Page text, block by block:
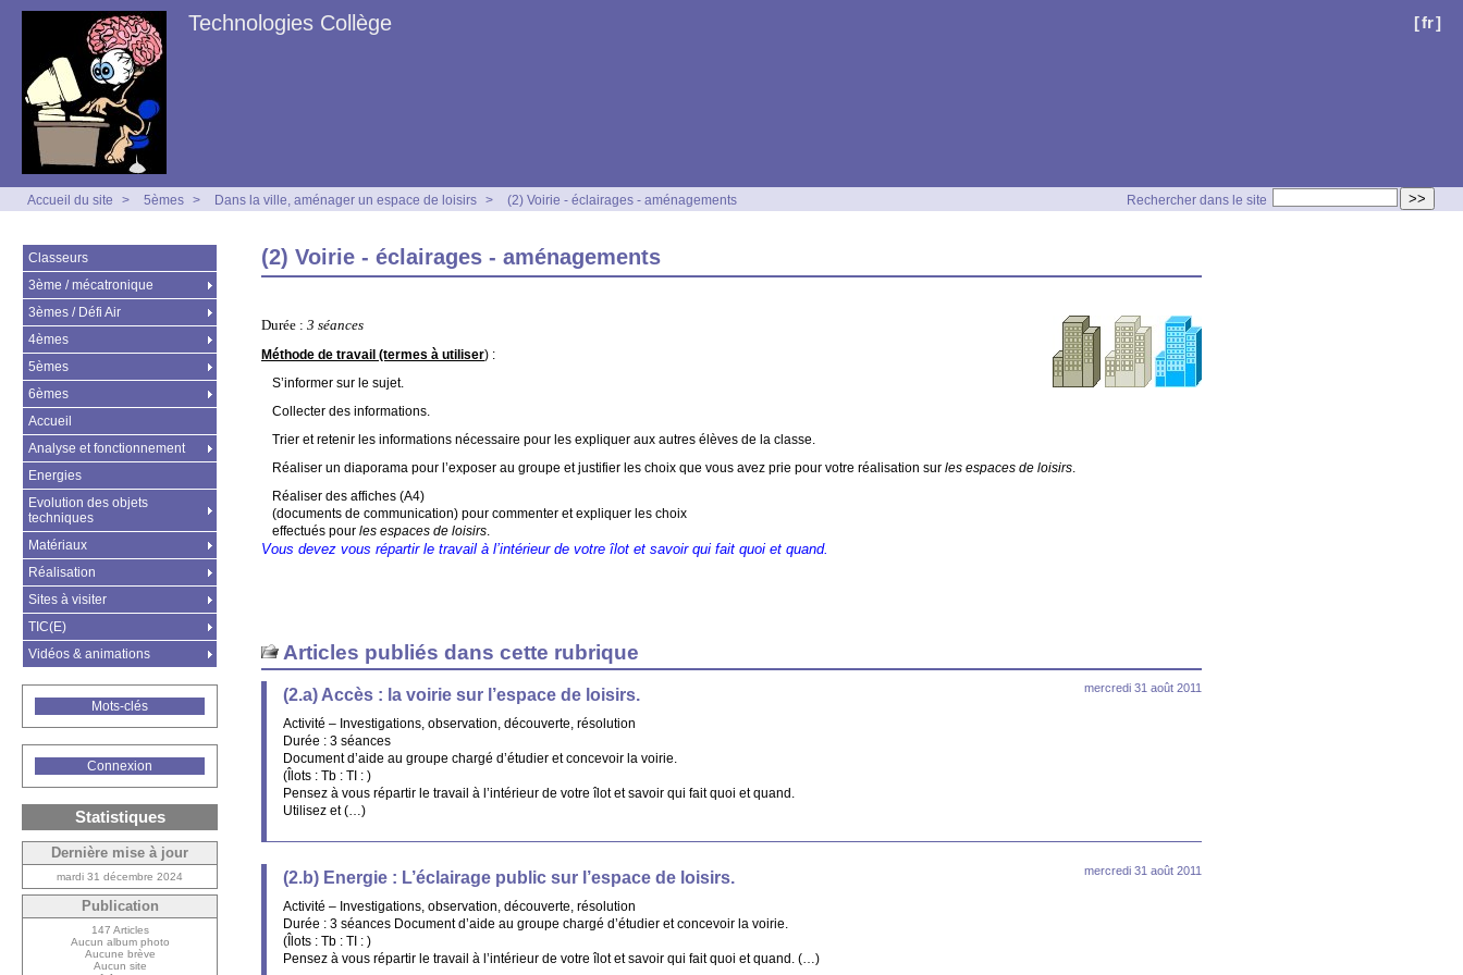
[fr]
Technologies Collège
>>
Rechercher dans le site
Accueil du site > 5èmes > Dans la ville, aménager un espace de loisirs > (2) Voirie - éclairages - aménagements
(2) Voirie - éclairages - aménagements
Durée : 3 séances
Méthode de travail (termes à utiliser) :
S’informer sur le sujet.
Collecter des informations.
Trier et retenir les informations nécessaire pour les expliquer aux autres élèves de la classe.
Réaliser un diaporama pour l’exposer au groupe et justifier les choix que vous avez prie pour votre réalisation sur les espaces de loisirs.
Réaliser des affiches (A4)
(documents de communication) pour commenter et expliquer les choix
effectués pour les espaces de loisirs.
Vous devez vous répartir le travail à l’intérieur de votre îlot et savoir qui fait quoi et quand.
Articles publiés dans cette rubrique
mercredi 31 août 2011
(2.a) Accès : la voirie sur l’espace de loisirs.
Activité – Investigations, observation, découverte, résolution
Durée : 3 séances
Document d’aide au groupe chargé d’étudier et concevoir la voirie.
(Îlots : Tb : TI : )
Pensez à vous répartir le travail à l’intérieur de votre îlot et savoir qui fait quoi et quand.
Utilisez et (…)
mercredi 31 août 2011
(2.b) Energie : L’éclairage public sur l’espace de loisirs.
Activité – Investigations, observation, découverte, résolution
Durée : 3 séances Document d’aide au groupe chargé d’étudier et concevoir la voirie.
(Îlots : Tb : TI : )
Pensez à vous répartir le travail à l’intérieur de votre îlot et savoir qui fait quoi et quand. (…)
Classeurs
3ème / mécatronique
3èmes / Défi Air
4èmes
5èmes
6èmes
Accueil
Analyse et fonctionnement
Energies
Evolution des objets
techniques
Matériaux
Réalisation
Sites à visiter
TIC(E)
Vidéos & animations
Mots-clés
Connexion
Statistiques
Dernière mise à jour
mardi 31 décembre 2024
Publication
147 Articles
Aucun album photo
Aucune brève
Aucun site